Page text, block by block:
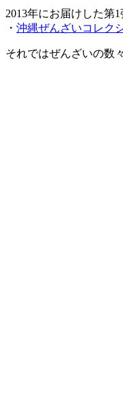
2013年にお届けした第1
・ 沖縄ぜんざいコレク
それではぜんざいの数